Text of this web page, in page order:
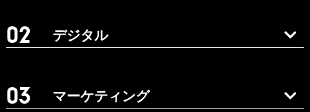
デジタル
マーケティング